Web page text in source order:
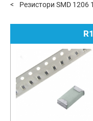
Резистори SMD 1206